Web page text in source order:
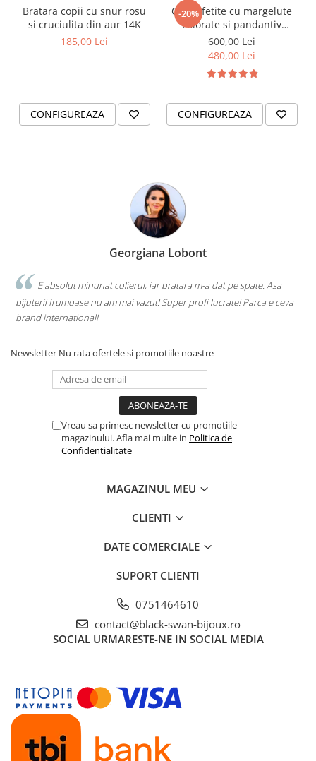
Bratara copii cu snur rosu
si cruciulita din aur 14K
185,00 Lei
CONFIGUREAZA
-20%
Colier fetite cu margelute
colorate si pandantiv
Initiala nume cu Fluturas
Aur 14K
600,00 Lei
480,00 Lei
CONFIGUREAZA
Georgiana Lobont
E absolut minunat colierul, iar bratara m-a dat pe spate. Asa
bijuterii frumoase nu am mai vazut! Super profi lucrate! Parca e ceva
brand international!
Newsletter Nu rata ofertele si promotiile noastre
Vreau sa primesc newsletter cu promotiile
magazinului. Afla mai multe in Politica de
Confidentialitate
MAGAZINUL MEU
CLIENTI
DATE COMERCIALE
SUPORT CLIENTI
0751464610
contact@black-swan-bijoux.ro
SOCIAL URMARESTE-NE IN SOCIAL MEDIA